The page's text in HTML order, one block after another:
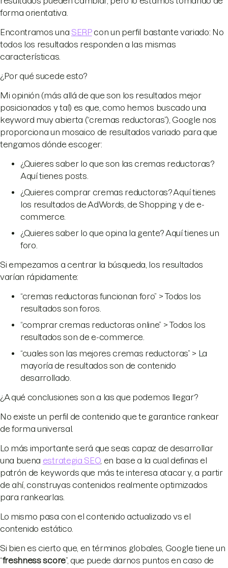
forma orientativa.
Encontramos una SERPcon un perfil bastante variado: No
todos los resultados responden a las mismas
características.
¿Por qué sucede esto?
Mi opinión (más allá de que son los resultados mejor
posicionados y tal) es que, como hemos buscado una
keyword muy abierta (“cremas reductoras”), Google nos
proporciona un mosaico de resultados variado para que
tengamos dónde escoger:
¿Quieres saber lo que son las cremas reductoras?
Aquí tienes posts.
¿Quieres comprar cremas reductoras? Aquí tienes
los resultados de AdWords, de Shopping y de e-
commerce.
¿Quieres saber lo que opina la gente? Aquí tienes un
foro.
Si empezamos a centrar la búsqueda, los resultados
varían rápidamente:
“cremas reductoras funcionan foro” > Todos los
resultados son foros.
“comprar cremas reductoras online” > Todos los
resultados son de e-commerce.
“cuales son las mejores cremas reductoras” > La
mayoría de resultados son de contenido
desarrollado.
¿A qué conclusiones son a las que podemos llegar?
No existe un perfil de contenido que te garantice rankear
de forma universal.
Lo más importante será que seas capaz de desarrollar
una buena estrategia SEO, en base a la cual definas el
patrón de keywords que más te interesa atacar y, a partir
de ahí, construyas contenidos realmente optimizados
para rankearlas.
Lo mismo pasa con el contenido actualizado vs el
contenido estático.
Si bien es cierto que, en términos globales, Google tiene un
“freshness score”, que puede darnos puntos en caso de